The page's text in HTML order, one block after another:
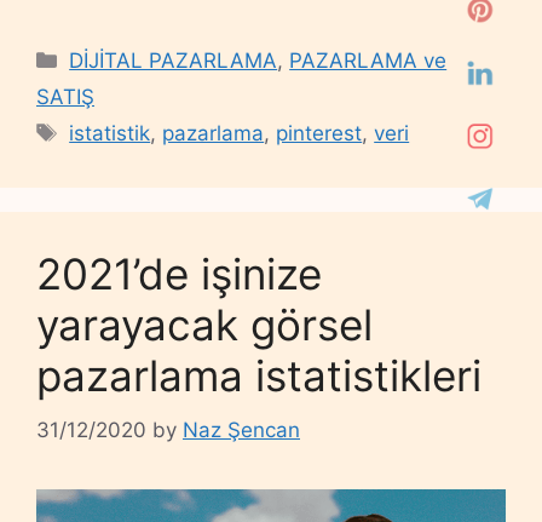
Categories
DİJİTAL PAZARLAMA, PAZARLAMA ve
SATIŞ
Tags
istatistik, pazarlama, pinterest,veri
2021’de işinize
yarayacak görsel
pazarlama istatistikleri
31/12/2020 by Naz Şencan